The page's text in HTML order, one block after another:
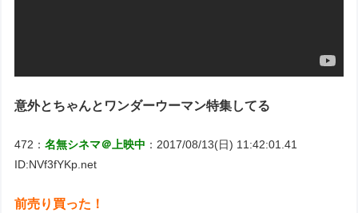
意外とちゃんとワンダーウーマン特集してる
472：名無シネマ＠上映中 ：2017/08/13(日) 11:42:01.41
ID:NVf3fYKp.net
前売り買った！